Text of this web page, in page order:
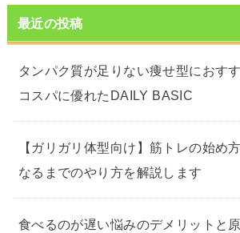
最近の投稿
タンパク質が足りない痩せ型におす
コスパに優れたDAILY BASIC
【ガリガリ体型向け】筋トレの始め
なるまでのやり方を解説します
食べるのが遅い悩みのデメリットと